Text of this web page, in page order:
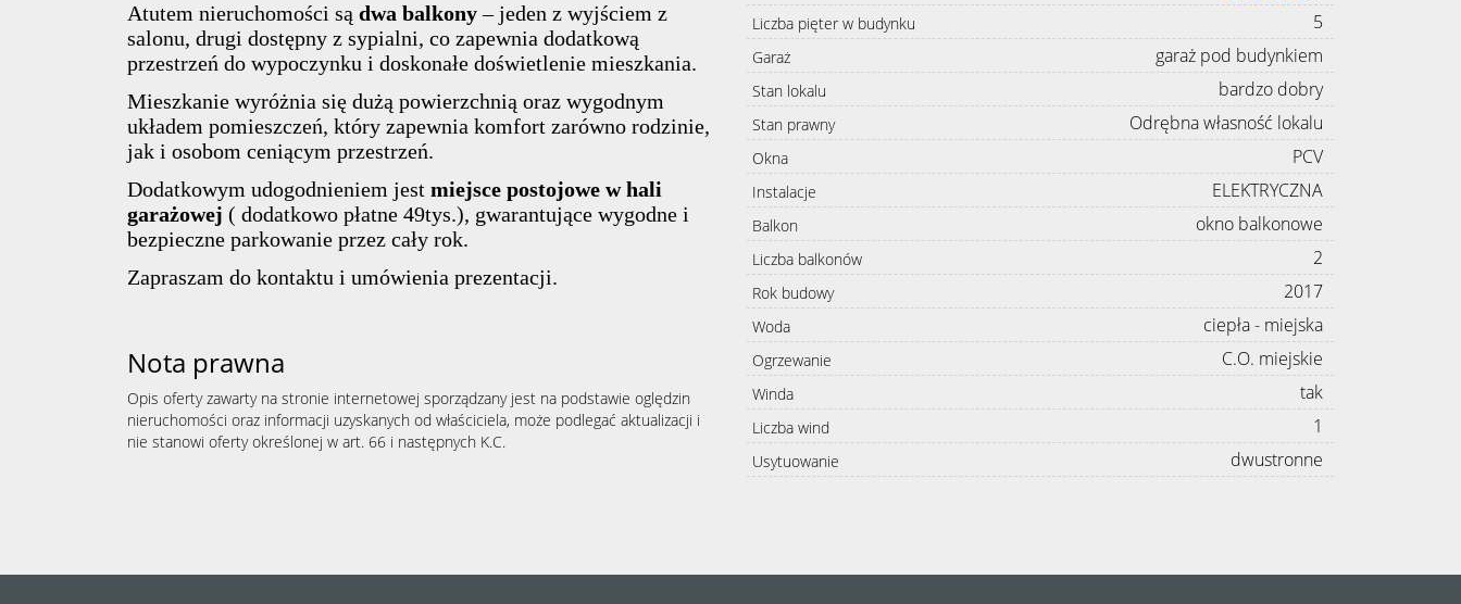
Atutem nieruchomości są dwa balkony– jeden z wyjściem z
salonu, drugi dostępny z sypialni, co zapewnia dodatkową
przestrzeń do wypoczynku i doskonałe doświetlenie mieszkania.
Mieszkanie wyróżnia się dużą powierzchnią oraz wygodnym
układem pomieszczeń, który zapewnia komfort zarówno rodzinie,
jak i osobom ceniącym przestrzeń.
Dodatkowym udogodnieniem jest miejsce postojowe w hali
garażowej ( dodatkowo płatne 49tys.), gwarantujące wygodne i
bezpieczne parkowanie przez cały rok.
Zapraszam do kontaktu i umówienia prezentacji.
Nota prawna
Opis oferty zawarty na stronie internetowej sporządzany jest na podstawie oględzin
nieruchomości oraz informacji uzyskanych od właściciela, może podlegać aktualizacji i
nie stanowi oferty określonej w art. 66 i następnych K.C.
Liczba pięter w budynku
5
Garaż garaż pod budynkiem
Stan lokalu bardzo dobry
Stan prawny Odrębna własność lokalu
Okna PCV
Instalacje ELEKTRYCZNA
Balkon okno balkonowe
Liczba balkonów 2
Rok budowy 2017
Woda ciepła - miejska
Ogrzewanie C.O. miejskie
Winda tak
Liczba wind 1
Usytuowanie dwustronne